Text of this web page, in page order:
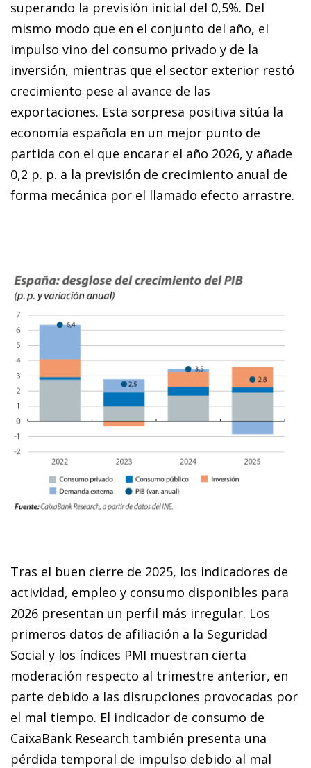
superando la previsión inicial del 0,5%. Del
mismo modo que en el conjunto del año, el
impulso vino del consumo privado y de la
inversión, mientras que el sector exterior restó
crecimiento pese al avance de las
exportaciones. Esta sorpresa positiva sitúa la
economía española en un mejor punto de
partida con el que encarar el año 2026, y añade
0,2 p. p. a la previsión de crecimiento anual de
forma mecánica por el llamado efecto arrastre.
Tras el buen cierre de 2025, los indicadores de
actividad, empleo y consumo disponibles para
2026 presentan un perfil más irregular. Los
primeros datos de afiliación a la Seguridad
Social y los índices PMI muestran cierta
moderación respecto al trimestre anterior, en
parte debido a las disrupciones provocadas por
el mal tiempo. El indicador de consumo de
CaixaBank Research también presenta una
pérdida temporal de impulso debido al mal